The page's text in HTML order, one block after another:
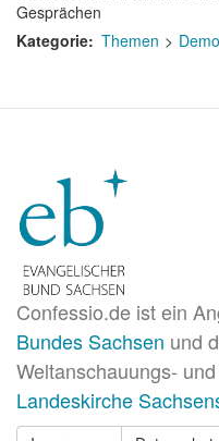
Gesprächen
Kategorie Themen
Confessio.de ist ein
Bundes Sachsen und
Weltanschauungs-
Landeskirche